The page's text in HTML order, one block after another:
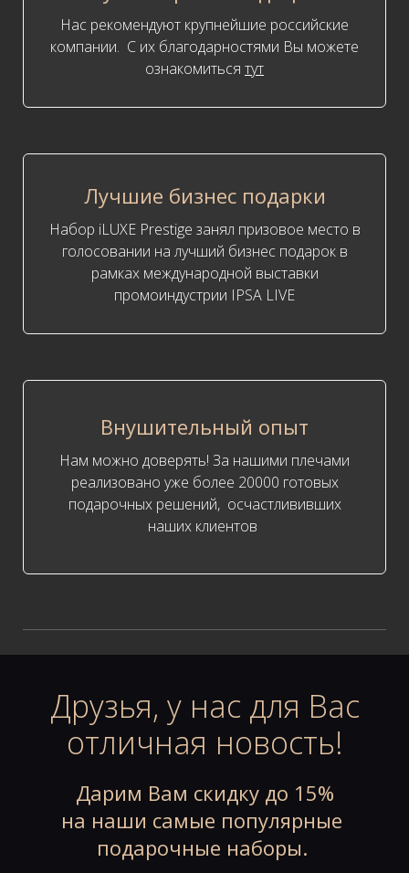
Нас рекомендуют крупнейшие российские
компании. С их благодарностями Вы можете
ознакомиться тут
Лучшие бизнес подарки
Набор iLUXE Prestige занял призовое место в
голосовании на лучший бизнес подарок в
рамках международной выставки
промоиндустрии IPSA LIVE
Внушительный опыт
Нам можно доверять! За нашими плечами
реализовано уже более 20000 готовых
подарочных решений, осчастлививших
наших клиентов
Друзья, у нас для Вас
отличная новость!
Дарим Вам скидку до 15%
на наши самые популярные
подарочные наборы.